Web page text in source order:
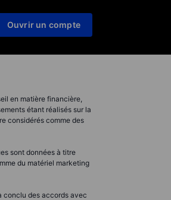
Ouvrir un compte
en matière financière,
étant réalisés sur la
considérés comme des
sont données à titre
du matériel marketing
conclu des accords avec